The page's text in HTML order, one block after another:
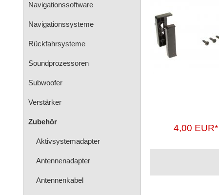
Navigationssoftware
Navigationssysteme
Rückfahrsysteme
Soundprozessoren
Subwoofer
Verstärker
Zubehör
Aktivsystemadapter
Antennenadapter
Antennenkabel
4,00 EUR*